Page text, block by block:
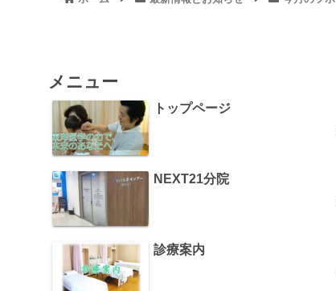
メニュー
トップページ
NEXT21分院
診療案内